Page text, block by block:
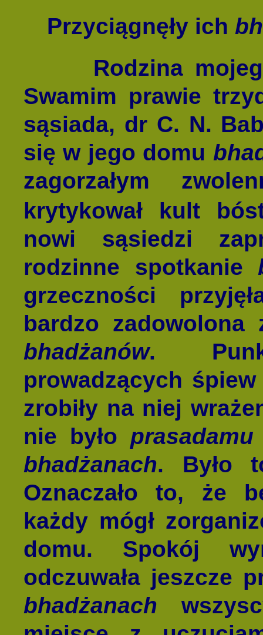
Przyciągnęły ich
Rodzina mojego
Swamim prawie
sąsiada, dr C. N.
się w jego domu
zagorzałym
krytykował kult
nowi sąsiedzi
rodzinne spotkanie
grzeczności
bardzo zadowolona
bhadżanów.
prowadzących
zrobiły na niej
nie było prasadamu
bhadżanach. Było
Oznaczało to, że
każdy mógł
domu. Spokój
odczuwała jeszcze
bhadżanach